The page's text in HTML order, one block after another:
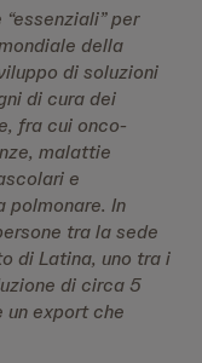
per
della
di soluzioni
di cura dei
fra cui onco-
malattie
e
polmonare. In
tra la sede
di Latina, uno tra i
di circa 5
un export che